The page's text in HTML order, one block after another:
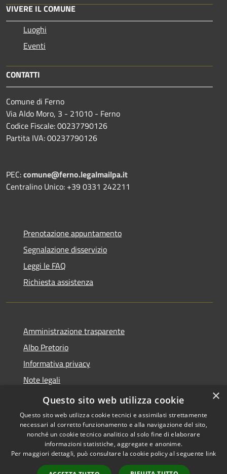
VIVERE IL COMUNE
Luoghi
Eventi
CONTATTI
Comune di Ferno
Via Aldo Moro, 3 - 21010 - Ferno
Codice Fiscale: 00237790126
Partita IVA: 00237790126
PEC:comune@ferno.legalmailpa.it
Centralino Unico: +39 0331 242211
Prenotazione appuntamento
Segnalazione disservizio
Leggi le FAQ
Richiesta assistenza
Amministrazione trasparente
Albo Pretorio
Informativa privacy
Note legali
Dichiarazione di accessibilità
Accessibilità
Copyright © 2026 • Comune di
Ferno • Powered by
Municipium• Accesso
×
Questo sito web utilizza cookie
Questo sito web utilizza cookie tecnici e assimilati strettamente
necessari al corretto funzionamento e alla navigazione del sito,
nonché un cookie tecnico analitico al solo fine di elaborare
informazioni statistiche, aggregate e anonime.
Per maggiori dettagli, può consultare la cookie policy al seguente link